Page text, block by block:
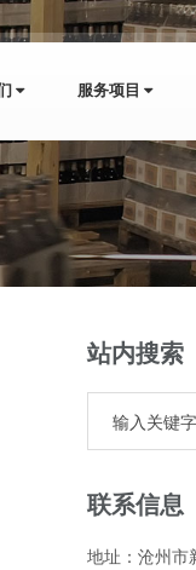
服务项目
站内搜索
联系信息
地址：沧州市